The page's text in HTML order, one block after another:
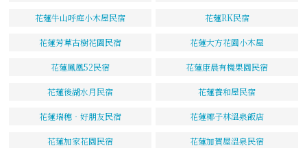
花蓮牛山呼庭小木屋民宿 花蓮RK民宿
花蓮芳草古樹花園民宿 花蓮大方花園小木屋
花蓮鳳凰52民宿 花蓮康晨有機果園民宿
花蓮後湖水月民宿 花蓮養和屋民宿
花蓮瑞穗‧好朋友民宿 花蓮椰子林溫泉飯店
花蓮加家花園民宿 花蓮加賀屋溫泉民宿